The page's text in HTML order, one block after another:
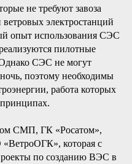
каркаса АЗРФ.
обеспечения работы
энергетики).
большинстве случаев
источником
электростанции
с задействованием
в полярные моря.